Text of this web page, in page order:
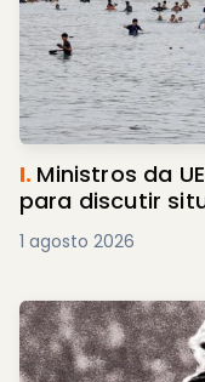
I. Ministros da
para discutir
1 agosto 2026